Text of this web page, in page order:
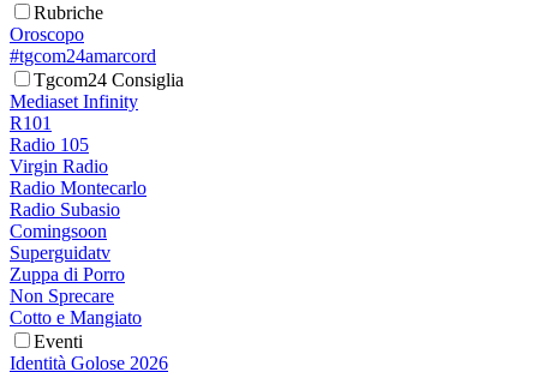
Rubriche
Oroscopo
#tgcom24amarcord
Tgcom24 Consiglia
Mediaset Infinity
R101
Radio 105
Virgin Radio
Radio Montecarlo
Radio Subasio
Comingsoon
Superguidatv
Zuppa di Porro
Non Sprecare
Cotto e Mangiato
Eventi
Identità Golose 2026